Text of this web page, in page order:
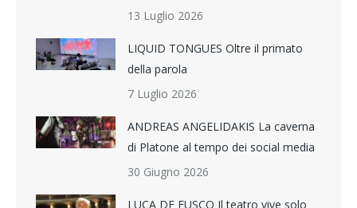
13 Luglio 2026
LIQUID TONGUES Oltre il primato
della parola
7 Luglio 2026
ANDREAS ANGELIDAKIS La caverna
di Platone al tempo dei social media
30 Giugno 2026
LUCA DE FUSCO Il teatro vive solo